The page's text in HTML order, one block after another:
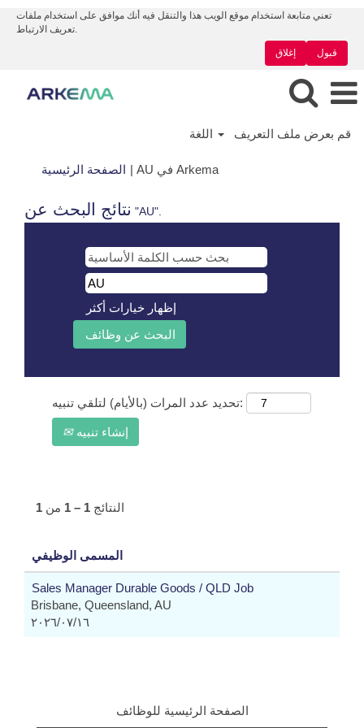
تعني متابعة استخدام موقع الويب هذا والتنقل فيه أنك موافق على استخدام ملفات
تعريف الارتباط.
قبول إغلاق
قم بعرض ملف التعريف
الصفحة الرئيسية | AU في Arkema(الصفحة
نتائج البحث عن "AU".
إظهار خيارات أكثر
تحديد عدد المرات (بالأيام) لتلقي تنبيه:
إنشاء تنبيه
النتائج 1 – 1 من 1
المسمى الوظيفي
Sales Manager Durable Goods / QLD Job
Brisbane, Queensland, AU
١٦‏/٠٧‏/٢٠٢٦
الصفحة الرئيسية للوظائف